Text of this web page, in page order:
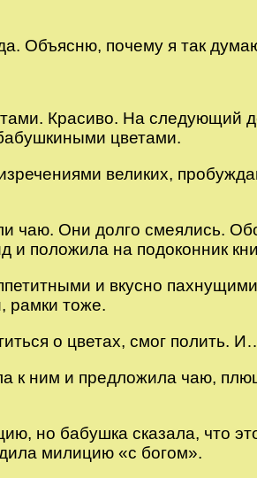
Объясню, почему я так
Красиво. На следующий
цветами.
великих,
чаю. Они долго смеялись.
положила на подоконник
и вкусно
рамки тоже.
о цветах, смог полить.
к ним и предложила чаю,
но бабушка сказала, что
милицию «с богом».